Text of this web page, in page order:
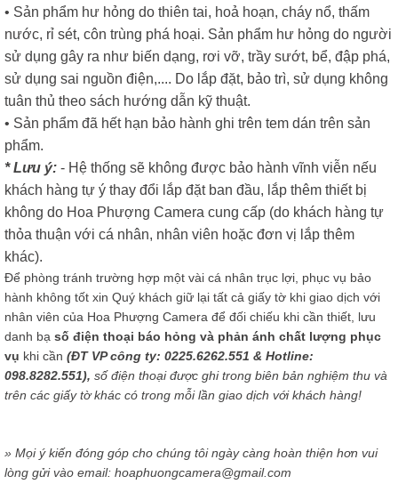
• Sản phẩm hư hỏng do thiên tai, hoả hoạn, cháy nổ, thấm
nước, rỉ sét, côn trùng phá hoại. Sản phẩm hư hỏng do người
sử dụng gây ra như biến dạng, rơi vỡ, trầy sướt, bể, đập phá,
sử dụng sai nguồn điện,.... Do lắp đặt, bảo trì, sử dụng không
tuân thủ theo sách hướng dẫn kỹ thuật.
• Sản phẩm đã hết hạn bảo hành ghi trên tem dán trên sản
phẩm.
* Lưu ý: - Hệ thống sẽ không được bảo hành vĩnh viễn nếu
khách hàng tự ý thay đổi lắp đặt ban đầu, lắp thêm thiết bị
không do Hoa Phượng Camera cung cấp (do khách hàng tự
thỏa thuận với cá nhân, nhân viên hoặc đơn vị lắp thêm
khác).
Để phòng tránh trường hợp một vài cá nhân trục lợi, phục vụ bảo
hành không tốt xin Quý khách giữ lại tất cả giấy tờ khi giao dịch với
nhân viên của Hoa Phượng Camera để đối chiếu khi cần thiết, lưu
danh bạ số điện thoại báo hỏng và phản ánh chất lượng phục
vụ khi cần (ĐT VP công ty: 0225.6262.551 & Hotline:
098.8282.551), số điện thoại được ghi trong biên bản nghiệm thu và
trên các giấy tờ khác có trong mỗi lần giao dịch với khách hàng!
» Mọi ý kiến đóng góp cho chúng tôi ngày càng hoàn thiện hơn vui
lòng gửi vào email: hoaphuongcamera@gmail.com